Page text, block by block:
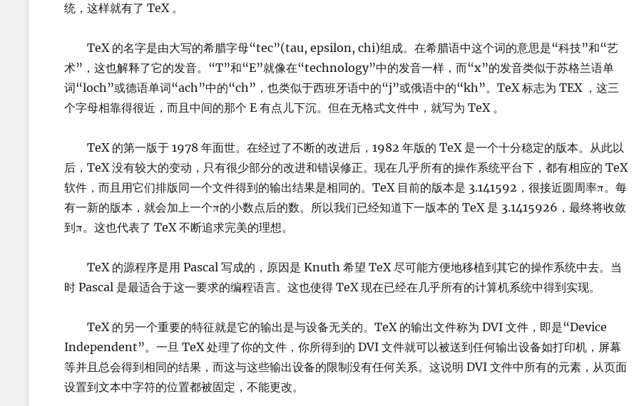
统，这样就有了 TeX 。
TeX 的名字是由大写的希腊字母“tec”(tau, epsilon, chi)组成。在希腊语中这个词的意思是“科技”和“艺
术”，这也解释了它的发音。“T”和“E”就像在“technology”中的发音一样，而“x”的发音类似于苏格兰语单
词“loch”或德语单词“ach”中的“ch”，也类似于西班牙语中的“j”或俄语中的“kh”。TeX 标志为 TEX ，这三
个字母相靠得很近，而且中间的那个 E 有点儿下沉。但在无格式文件中，就写为 TeX 。
TeX 的第一版于 1978 年面世。在经过了不断的改进后，1982 年版的 TeX 是一个十分稳定的版本。从此以
后，TeX 没有较大的变动，只有很少部分的改进和错误修正。现在几乎所有的操作系统平台下，都有相应的 TeX
软件，而且用它们排版同一个文件得到的输出结果是相同的。TeX 目前的版本是 3.141592，很接近圆周率π。每
有一新的版本，就会加上一个π的小数点后的数。所以我们已经知道下一版本的 TeX 是 3.1415926，最终将收敛
到π。这也代表了 TeX 不断追求完美的理想。
TeX 的源程序是用 Pascal 写成的，原因是 Knuth 希望 TeX 尽可能方便地移植到其它的操作系统中去。当
时 Pascal 是最适合于这一要求的编程语言。这也使得 TeX 现在已经在几乎所有的计算机系统中得到实现。
TeX 的另一个重要的特征就是它的输出是与设备无关的。TeX 的输出文件称为 DVI 文件，即是“Device
Independent”。一旦 TeX 处理了你的文件，你所得到的 DVI 文件就可以被送到任何输出设备如打印机，屏幕
等并且总会得到相同的结果，而这与这些输出设备的限制没有任何关系。这说明 DVI 文件中所有的元素，从页面
设置到文本中字符的位置都被固定，不能更改。